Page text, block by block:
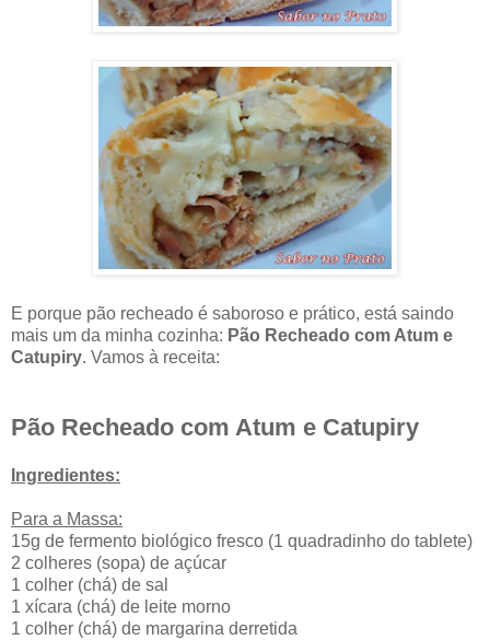
E porque pão recheado é saboroso e prático, está saindo
mais um da minha cozinha: Pão Recheado com Atum e
Catupiry. Vamos à receita:
Pão Recheado com Atum e Catupiry
Ingredientes:
Para a Massa:
15g de fermento biológico fresco (1 quadradinho do tablete)
2 colheres (sopa) de açúcar
1 colher (chá) de sal
1 xícara (chá) de leite morno
1 colher (chá) de margarina derretida